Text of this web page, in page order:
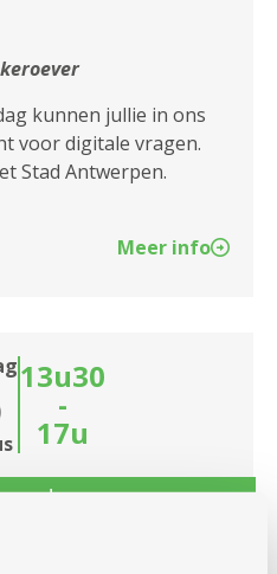
kunnen jullie in ons
voor digitale vragen.
Stad Antwerpen.
Meer info
13u30
-
17u